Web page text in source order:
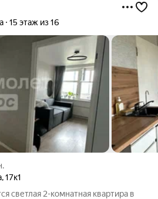
15 этаж из 16
,17к1
светлая 2-комнатная квартира в